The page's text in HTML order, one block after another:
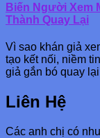
Biến Người Xem
Thành Quay Lại
Vì sao khán giả
tạo kết nối, niềm
giả gắn bó quay
Liên Hệ
Các anh chị có